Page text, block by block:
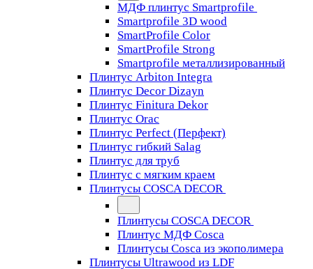
МДФ плинтус Smartprofile
Smartprofile 3D wood
SmartProfile Color
SmartProfile Strong
Smartprofile металлизированный
Плинтус Arbiton Integra
Плинтус Decor Dizayn
Плинтус Finitura Dekor
Плинтус Orac
Плинтус Perfect (Перфект)
Плинтус гибкий Salag
Плинтус для труб
Плинтус с мягким краем
Плинтусы COSCA DECOR
Плинтусы COSCA DECOR
Плинтус МДФ Cosca
Плинтусы Cosca из экополимера
Плинтусы Ultrawood из LDF